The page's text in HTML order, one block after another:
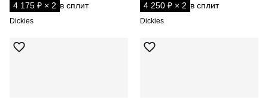
4 175 ₽ × 2 в сплит
Dickies
4 250 ₽ × 2 в сплит
Dickies